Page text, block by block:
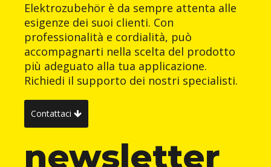
Elektrozubehör è da sempre attenta alle
esigenze dei suoi clienti. Con
professionalità e cordialità, può
accompagnarti nella scelta del prodotto
più adeguato alla tua applicazione.
Richiedi il supporto dei nostri specialisti.
Contattaci
newsletter